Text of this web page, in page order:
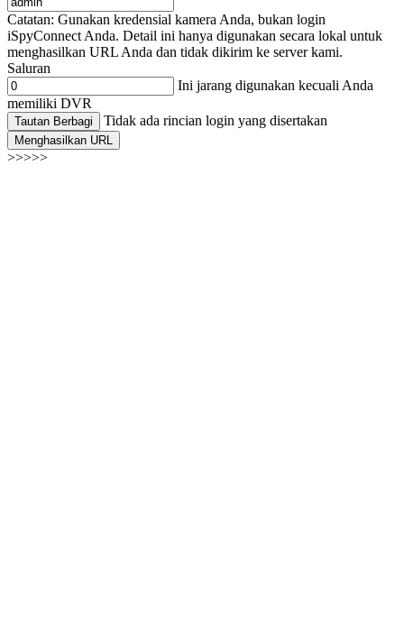
Catatan: Gunakan kredensial kamera Anda, bukan login
iSpyConnect Anda. Detail ini hanya digunakan secara lokal untuk
menghasilkan URL Anda dan tidak dikirim ke server kami.
Saluran
Ini jarang digunakan kecuali Anda
memiliki DVR
Tautan Berbagi Tidak ada rincian login yang disertakan
Menghasilkan URL
>>>>>